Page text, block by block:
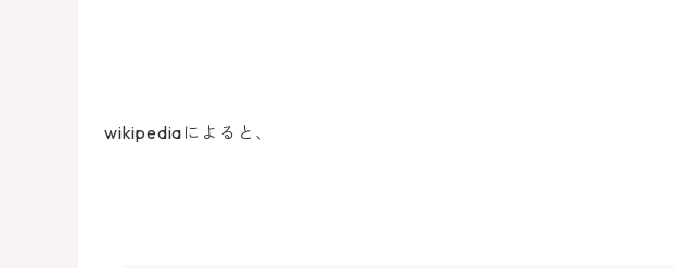
wikipediaによると、